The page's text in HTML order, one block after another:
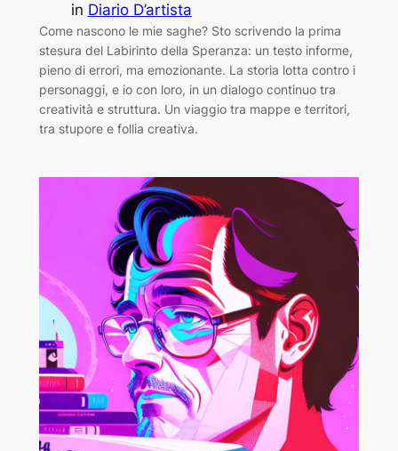
in Diario D’artista
Come nascono le mie saghe? Sto scrivendo la prima
stesura del Labirinto della Speranza: un testo informe,
pieno di errori, ma emozionante. La storia lotta contro i
personaggi, e io con loro, in un dialogo continuo tra
creatività e struttura. Un viaggio tra mappe e territori,
tra stupore e follia creativa.